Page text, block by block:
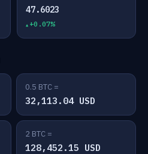
47.6023
+0.07%
0.5 BTC =
32,113.04 USD
2 BTC =
128,452.15 USD